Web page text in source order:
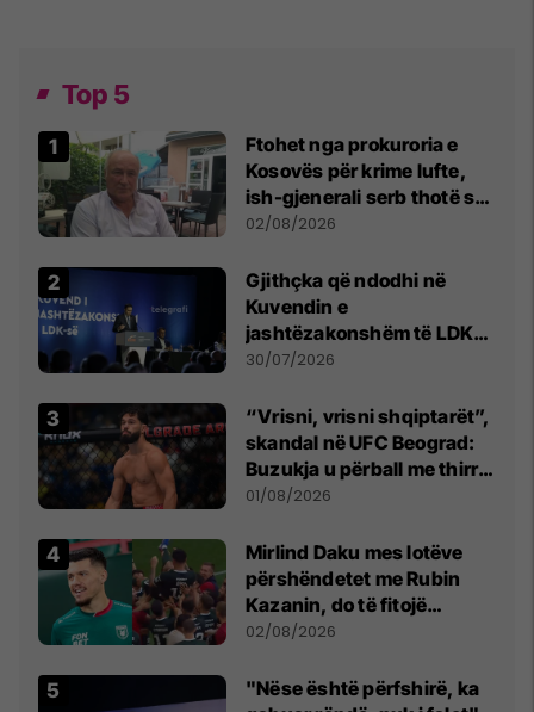
Top 5
Ftohet nga prokuroria e
Kosovës për krime lufte,
ish-gjenerali serb thotë se
dikush e tradhtoi në
02/08/2026
Gjithçka që ndodhi në
Kuvendin e
jashtëzakonshëm të LDK-
së
30/07/2026
“Vrisni, vrisni shqiptarët”,
skandal në UFC Beograd:
Buzukja u përball me thirrje
anti-shqiptare nga
01/08/2026
Mirlind Daku mes lotëve
përshëndetet me Rubin
Kazanin, do të fitojë
miliona te Spartak Moska
02/08/2026
"Nëse është përfshirë, ka